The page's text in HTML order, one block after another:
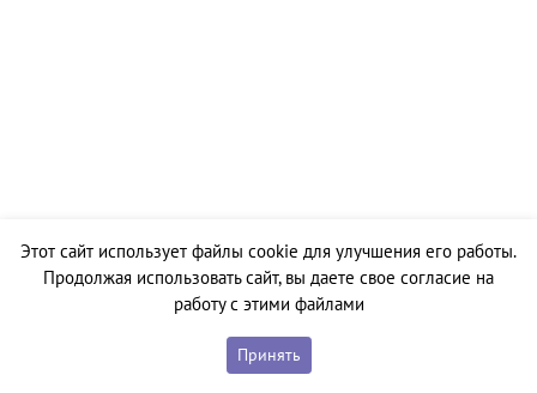
Этот сайт использует файлы cookie для улучшения его работы.
Продолжая использовать сайт, вы даете свое согласие на
работу с этими файлами
Принять